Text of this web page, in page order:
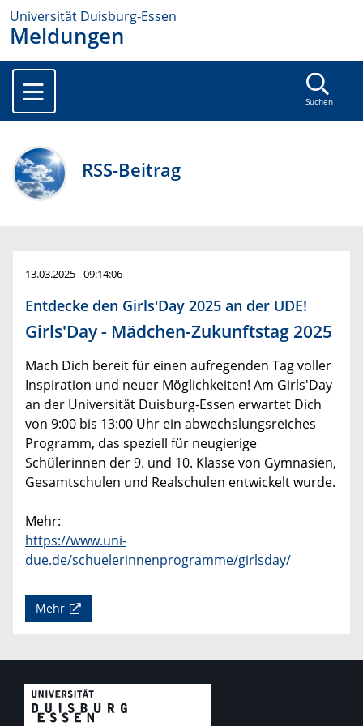
Universität Duisburg-Essen
Meldungen
Suchen
RSS-Beitrag
13.03.2025 - 09:14:06
Entdecke den Girls'Day 2025 an der UDE!
Girls'Day - Mädchen-Zukunftstag 2025
Mach Dich bereit für einen aufregenden Tag voller
Inspiration und neuer Möglichkeiten! Am Girls'Day
an der Universität Duisburg-Essen erwartet Dich
von 9:00 bis 13:00 Uhr ein abwechslungsreiches
Programm, das speziell für neugierige
Schülerinnen der 9. und 10. Klasse von Gymnasien,
Gesamtschulen und Realschulen entwickelt wurde.
Mehr:
https://www.uni-
due.de/schuelerinnenprogramme/girlsday/
Mehr